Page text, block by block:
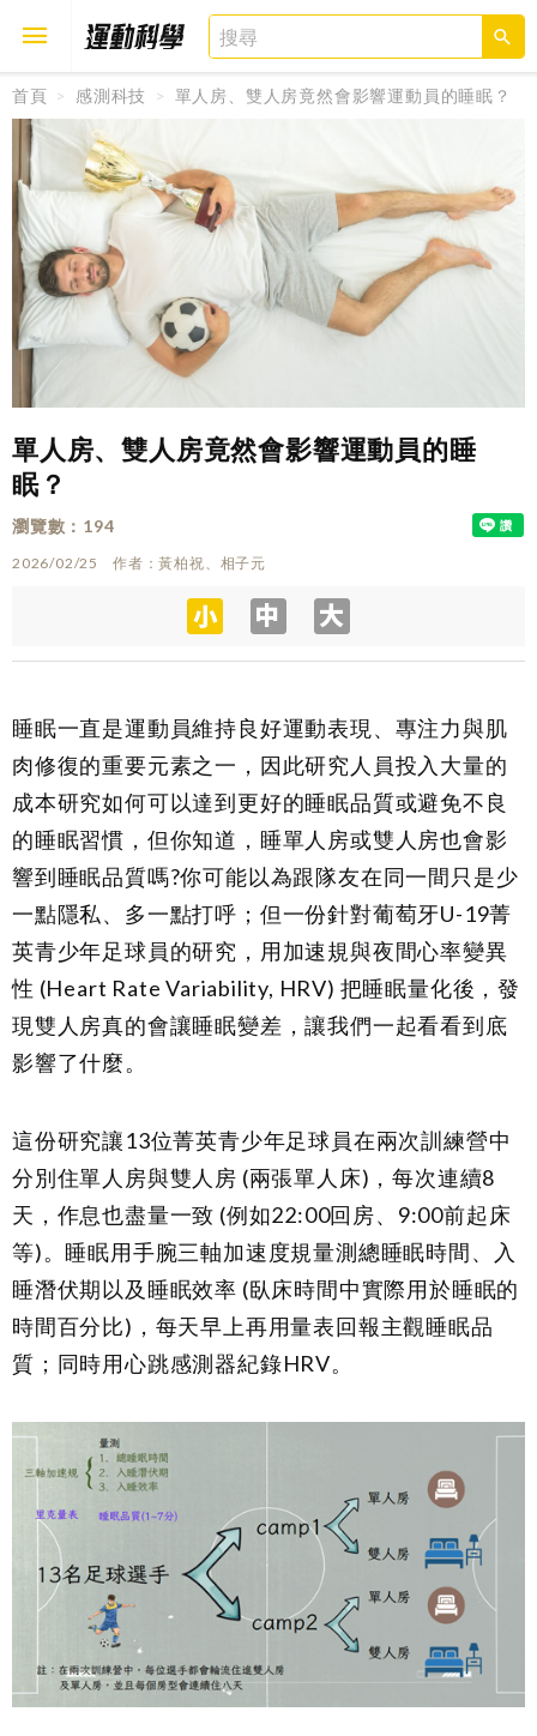
首頁 感測科技 單人房、雙人房竟然會影響運動員的睡眠？
單人房、雙人房竟然會影響運動員的睡
眠？
瀏覽數 194
2026/02/25 作者 黃柏祝、相子元
睡眠一直是運動員維持良好運動表現、專注力與肌
肉修復的重要元素之一，因此研究人員投入大量的
成本研究如何可以達到更好的睡眠品質或避免不良
的睡眠習慣，但你知道，睡單人房或雙人房也會影
響到睡眠品質嗎?你可能以為跟隊友在同一間只是少
一點隱私、多一點打呼；但一份針對葡萄牙U-19菁
英青少年足球員的研究，用加速規與夜間心率變異
性 (Heart Rate Variability, HRV) 把睡眠量化後，發
現雙人房真的會讓睡眠變差，讓我們一起看看到底
影響了什麼。
這份研究讓13位菁英青少年足球員在兩次訓練營中
分別住單人房與雙人房 (兩張單人床)，每次連續8
天，作息也盡量一致 (例如22:00回房、9:00前起床
等)。睡眠用手腕三軸加速度規量測總睡眠時間、入
睡潛伏期以及睡眠效率 (臥床時間中實際用於睡眠的
時間百分比)，每天早上再用量表回報主觀睡眠品
質；同時用心跳感測器紀錄HRV。
取消